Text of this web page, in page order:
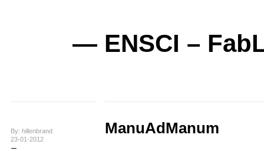
— ENSCI –
By: hillenbrand
23-01-2012
ManuAdManum